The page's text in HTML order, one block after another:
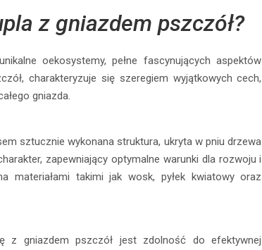
z gniazdem pszczół?
oekosystemy, pełne fascynujących aspektów
charakteryzuje się szeregiem wyjątkowych cech,
gniazda.
sztucznie wykonana struktura, ukryta w pniu drzewa
zapewniający optymalne warunki dla rozwoju i
materiałami takimi jak wosk, pyłek kwiatowy oraz
z gniazdem pszczół jest zdolność do efektywnej